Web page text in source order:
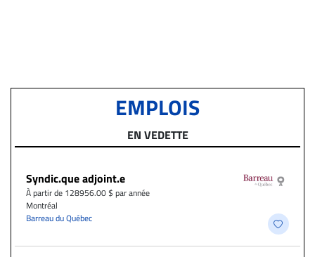
EMPLOIS
EN VEDETTE
Syndic.que adjoint.e
À partir de 128956.00 $ par année
Montréal
Barreau du Québec